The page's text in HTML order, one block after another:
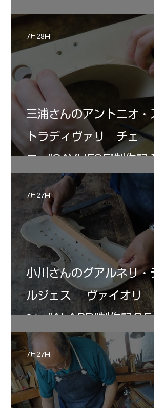
三浦さんのアントニオ・ス
トラディヴァリ チェ
ロ ”SAVUESE"制作記１2
7月28日
小川さんのグアルネリ・デ
ルジェス ヴァイオリ
ン ”ALARD"制作記３5
7月27日
7月27日